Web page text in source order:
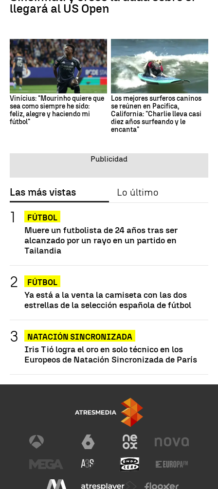
llegará al US Open
Vinícius: "Mourinho quiere que
sea como siempre he sido:
feliz, alegre y haciendo mi
fútbol"
Los mejores surferos caninos
se reúnen en Pacifica,
California: "Charlie lleva casi
diez años surfeando y le
encanta"
Las más vistas Lo último
FÚTBOL
Muere un futbolista de 24 años tras ser
alcanzado por un rayo en un partido en
Tailandia
FÚTBOL
Ya está a la venta la camiseta con las dos
estrellas de la selección española de fútbol
NATACIÓN SINCRONIZADA
Iris Tió logra el oro en solo técnico en los
Europeos de Natación Sincronizada de París